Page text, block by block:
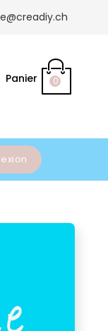
Panier 0